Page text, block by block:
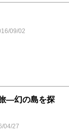
09/02
―幻の島を探
04/27